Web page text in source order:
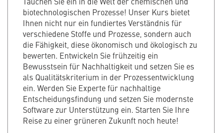
biotechnologischen Prozesse! Unser Kurs bietet
Ihnen nicht nur ein fundiertes Verständnis für
verschiedene Stoffe und Prozesse, sondern auch
die Fähigkeit, diese ökonomisch und ökologisch zu
bewerten. Entwickeln Sie frühzeitig ein
Bewusstsein für Nachhaltigkeit und setzen Sie es
als Qualitätskriterium in der Prozessentwicklung
ein. Werden Sie Experte für nachhaltige
Entscheidungsfindung und setzen Sie modernste
Software zur Unterstützung ein. Starten Sie Ihre
Reise zu einer grüneren Zukunft noch heute!